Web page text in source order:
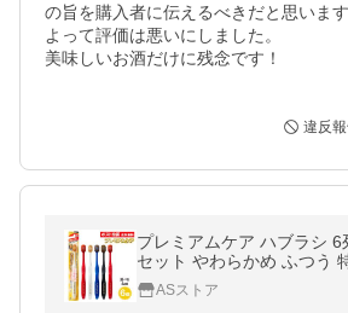
の旨を購入者に伝えるべきだと思います
よって評価は悪いにしました。
美味しいお酒だけに残念です！
違反
プレミアムケア ハブラシ 6
セット やわらかめ ふつう
ためASストア